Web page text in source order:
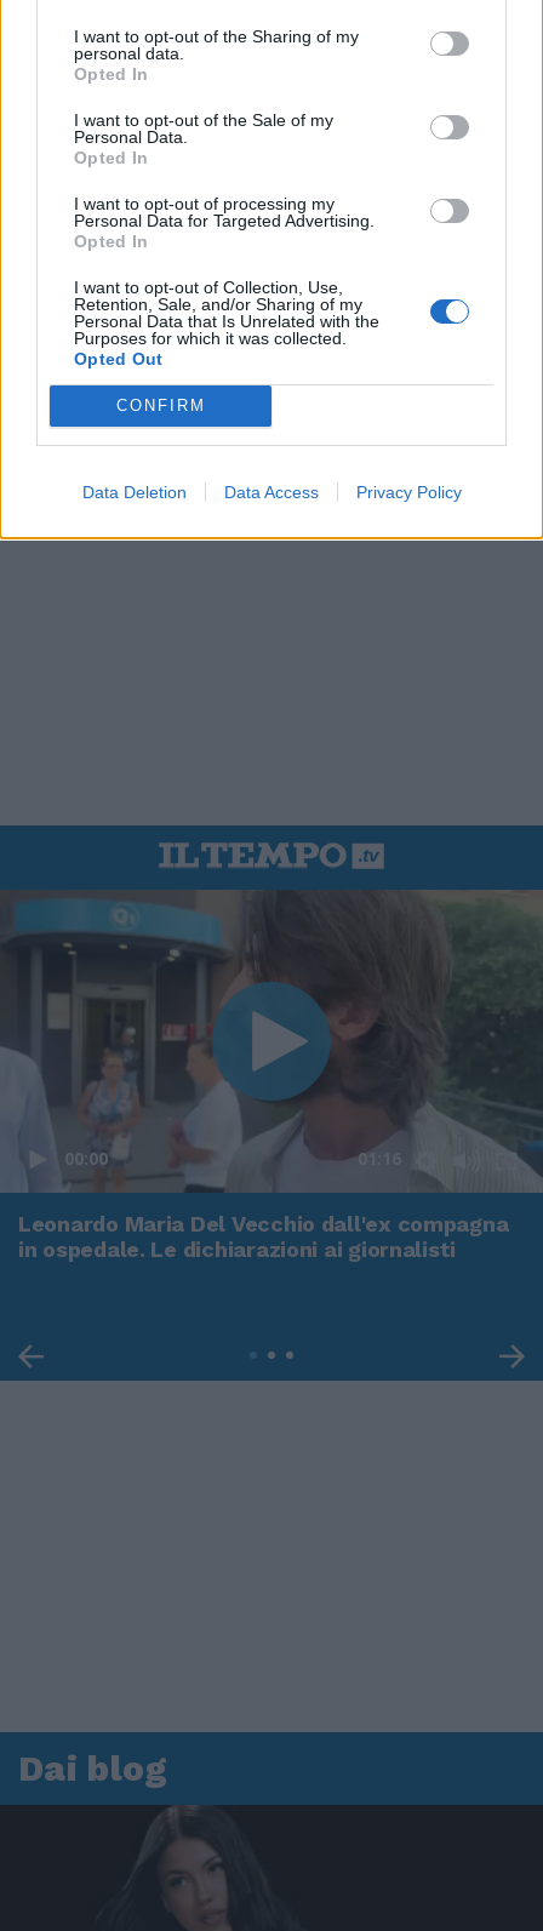
I want to opt-out of the Sharing of my
personal data.
Opted In
I want to opt-out of the Sale of my
Personal Data.
Opted In
I want to opt-out of processing my
Personal Data for Targeted Advertising.
Opted In
I want to opt-out of Collection, Use,
Retention, Sale, and/or Sharing of my
Personal Data that Is Unrelated with the
Purposes for which it was collected.
Opted Out
CONFIRM
Data Deletion Data Access Privacy Policy
00:00 01:16
Leonardo Maria Del Vecchio dall'ex compagna
in ospedale. Le dichiarazioni ai giornalisti
Dai blog